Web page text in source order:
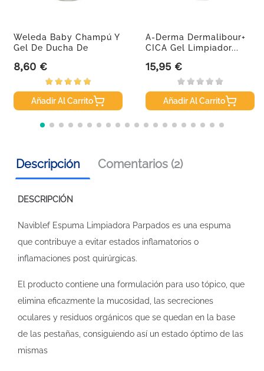
Weleda Baby Champú Y
Gel De Ducha De
Precio
8,60 €
Añadir Al Carrito
A-Derma Dermalibour+
CICA Gel Limpiador...
Precio
15,95 €
Añadir Al Carrito
Descripción Comentarios (2)
DESCRIPCIÓN
Naviblef Espuma Limpiadora Parpados es una espuma
que contribuye a evitar estados inflamatorios o
inflamaciones post quirúrgicas.
El producto contiene una formulación para uso tópico, que
elimina eficazmente la mucosidad, las secreciones
oculares y residuos orgánicos que se quedan en la base
de las pestañas, consiguiendo así un estado óptimo de las
mismas